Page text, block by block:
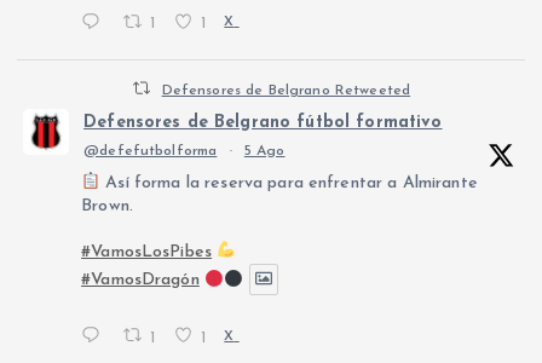
X
Defensores de Belgrano Retweeted
Defensores de Belgrano fútbol formativo
@defefutbolforma · 5 Ago
Así forma la reserva para enfrentar a Almirante
Brown.
#VamosLosPibes
#VamosDragón
1 1 X